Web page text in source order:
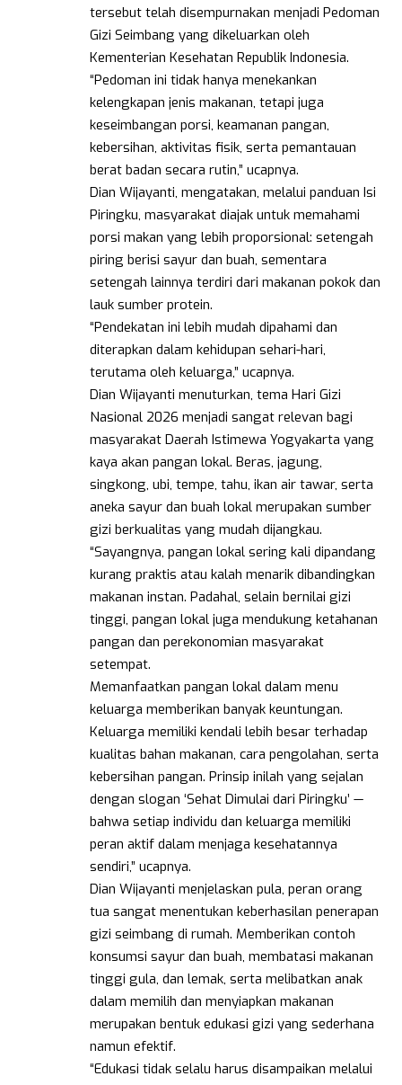
tersebut telah disempurnakan menjadi Pedoman
Gizi Seimbang yang dikeluarkan oleh
Kementerian Kesehatan Republik Indonesia.
“Pedoman ini tidak hanya menekankan
kelengkapan jenis makanan, tetapi juga
keseimbangan porsi, keamanan pangan,
kebersihan, aktivitas fisik, serta pemantauan
berat badan secara rutin,” ucapnya.
Dian Wijayanti, mengatakan, melalui panduan Isi
Piringku, masyarakat diajak untuk memahami
porsi makan yang lebih proporsional: setengah
piring berisi sayur dan buah, sementara
setengah lainnya terdiri dari makanan pokok dan
lauk sumber protein.
“Pendekatan ini lebih mudah dipahami dan
diterapkan dalam kehidupan sehari-hari,
terutama oleh keluarga,” ucapnya.
Dian Wijayanti menuturkan, tema Hari Gizi
Nasional 2026 menjadi sangat relevan bagi
masyarakat Daerah Istimewa Yogyakarta yang
kaya akan pangan lokal. Beras, jagung,
singkong, ubi, tempe, tahu, ikan air tawar, serta
aneka sayur dan buah lokal merupakan sumber
gizi berkualitas yang mudah dijangkau.
“Sayangnya, pangan lokal sering kali dipandang
kurang praktis atau kalah menarik dibandingkan
makanan instan. Padahal, selain bernilai gizi
tinggi, pangan lokal juga mendukung ketahanan
pangan dan perekonomian masyarakat
setempat.
Memanfaatkan pangan lokal dalam menu
keluarga memberikan banyak keuntungan.
Keluarga memiliki kendali lebih besar terhadap
kualitas bahan makanan, cara pengolahan, serta
kebersihan pangan. Prinsip inilah yang sejalan
dengan slogan ‘Sehat Dimulai dari Piringku’ —
bahwa setiap individu dan keluarga memiliki
peran aktif dalam menjaga kesehatannya
sendiri,” ucapnya.
Dian Wijayanti menjelaskan pula, peran orang
tua sangat menentukan keberhasilan penerapan
gizi seimbang di rumah. Memberikan contoh
konsumsi sayur dan buah, membatasi makanan
tinggi gula, dan lemak, serta melibatkan anak
dalam memilih dan menyiapkan makanan
merupakan bentuk edukasi gizi yang sederhana
namun efektif.
“Edukasi tidak selalu harus disampaikan melalui